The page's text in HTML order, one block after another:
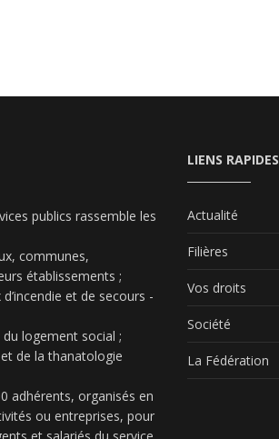
publics rassemble les
communes,
établissements ;
et de secours -
logement social ;
de la thanatologie
adhérents, organisés en
ou entreprises, pour
LIENS RAPIDES
Actualité
Filières
Vos droits
Société
La Fédération